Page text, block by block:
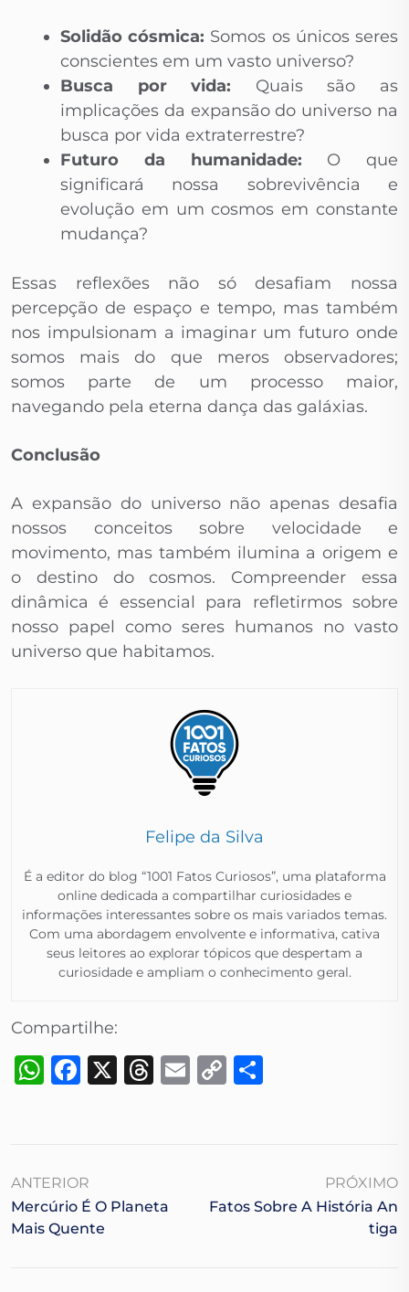
Solidão cósmica: Somos os únicos seres
conscientes em um vasto universo?
Busca por vida: Quais são as
implicações da expansão do universo na
busca por vida extraterrestre?
Futuro da humanidade: O que
significará nossa sobrevivência e
evolução em um cosmos em constante
mudança?
Essas reflexões não só desafiam nossa
percepção de espaço e tempo, mas também
nos impulsionam a imaginar um futuro onde
somos mais do que meros observadores;
somos parte de um processo maior,
navegando pela eterna dança das galáxias.
Conclusão
A expansão do universo não apenas desafia
nossos conceitos sobre velocidade e
movimento, mas também ilumina a origem e
o destino do cosmos. Compreender essa
dinâmica é essencial para refletirmos sobre
nosso papel como seres humanos no vasto
universo que habitamos.
Felipe da Silva
É a editor do blog “1001 Fatos Curiosos”, uma plataforma
online dedicada a compartilhar curiosidades e
informações interessantes sobre os mais variados temas.
Com uma abordagem envolvente e informativa, cativa
seus leitores ao explorar tópicos que despertam a
curiosidade e ampliam o conhecimento geral.​
Compartilhe:
WhatsApp
Facebook
X Threads
Email
Copy
ANTERIOR
Mercúrio É O Planeta
Mais Quente
PRÓXIMO
Fatos Sobre A História An
Tiga